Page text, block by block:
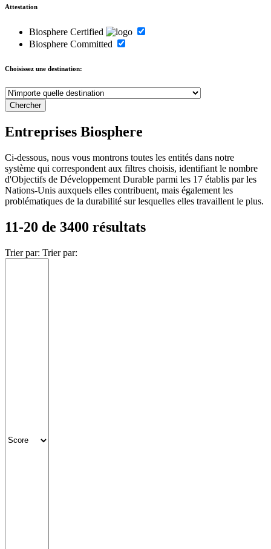
Attestation
Biosphere Certified
Biosphere Committed
Choisissez une destination:
Entreprises Biosphere
Ci-dessous, nous vous montrons toutes les entités dans notre
système qui correspondent aux filtres choisis, identifiant le nombre
d'Objectifs de Développement Durable parmi les 17 établis par les
Nations-Unis auxquels elles contribuent, mais également les
problématiques de la durabilité sur lesquelles elles travaillent le plus.
11-20 de 3400 résultats
Trier par: Trier par: